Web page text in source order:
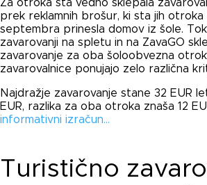
Za otroka sta vedno sklepala
prek reklamnih brošur, ki sta jih otroka
septembra prinesla domov iz šole.
zavarovanji na spletu in na ZavaGO
zavarovanje za oba šoloobvezna
zavarovalnice ponujajo zelo različna
Najdražje zavarovanje stane 32 EUR
EUR, razlika za oba otroka znaša 12
informativni izračun…
Turistično